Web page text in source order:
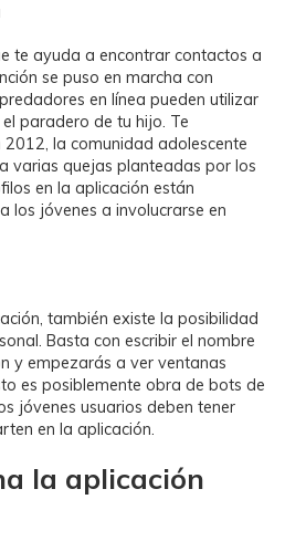
te ayuda a encontrar contactos a
se puso en marcha con
en línea pueden utilizar
paradero de tu hijo. Te
la comunidad adolescente
varias quejas planteadas por los
en la aplicación están
los jóvenes a involucrarse en
también existe la posibilidad
Basta con escribir el nombre
y empezarás a ver ventanas
es posiblemente obra de bots de
jóvenes usuarios deben tener
en la aplicación.
la aplicación